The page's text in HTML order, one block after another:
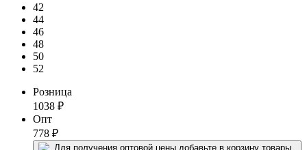
42
44
46
48
50
52
Розница
1038 ₽
Опт
778 ₽